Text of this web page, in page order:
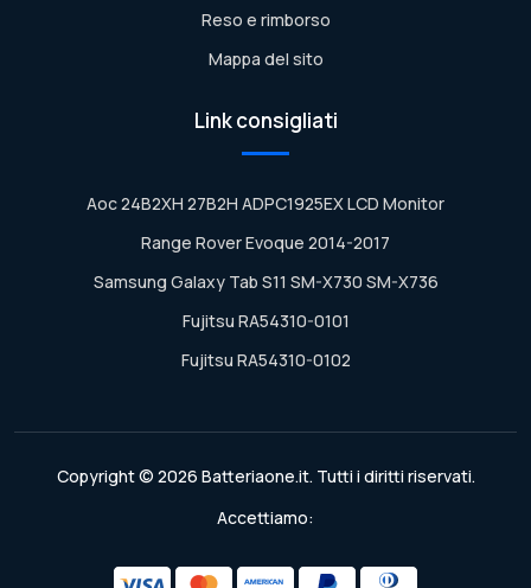
Reso e rimborso
Mappa del sito
Link consigliati
Aoc 24B2XH 27B2H ADPC1925EX LCD Monitor
Range Rover Evoque 2014-2017
Samsung Galaxy Tab S11 SM-X730 SM-X736
Fujitsu RA54310-0101
Fujitsu RA54310-0102
Copyright © 2026 Batteriaone.it. Tutti i diritti riservati.
Accettiamo: